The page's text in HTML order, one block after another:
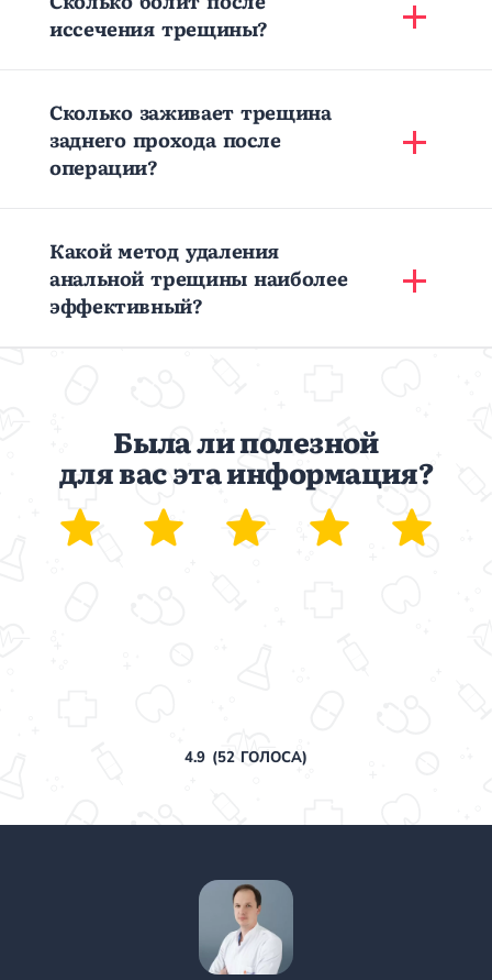
иссечения трещины?
Сколько заживает трещина
заднего прохода после
операции?
Какой метод удаления
анальной трещины наиболее
эффективный?
Была ли полезной
для вас эта информация?
4.9(52ГОЛОСА)